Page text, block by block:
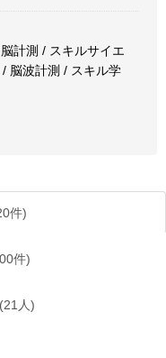
計測 / スキルサイエ
脳波計測 / スキル学
件)
件)
(21 人)